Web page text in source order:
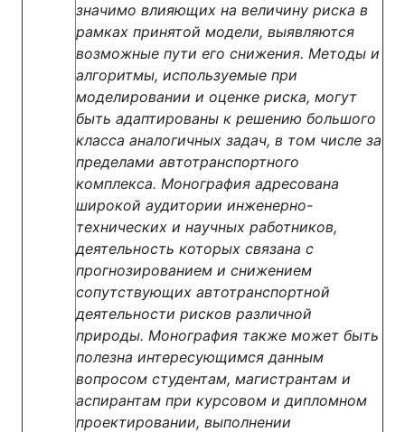
значимо влияющих на величину риска в
рамках принятой модели, выявляются
возможные пути его снижения. Методы и
алгоритмы, используемые при
моделировании и оценке риска, могут
быть адаптированы к решению большого
класса аналогичных задач, в том числе за
пределами автотранспортного
комплекса. Монография адресована
широкой аудитории инженерно-
технических и научных работников,
деятельность которых связана с
прогнозированием и снижением
сопутствующих автотранспортной
деятельности рисков различной
природы. Монография также может быть
полезна интересующимся данным
вопросом студентам, магистрантам и
аспирантам при курсовом и дипломном
проектировании, выполнении